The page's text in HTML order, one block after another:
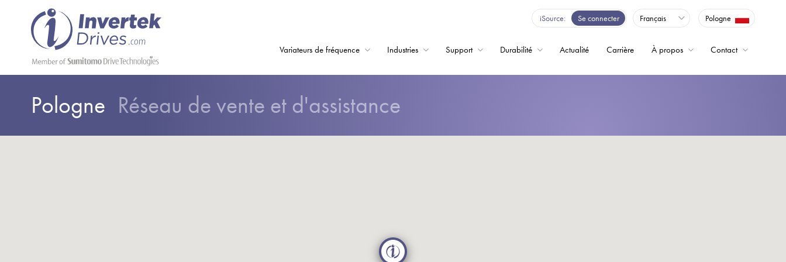
iSource Se connecter Français Pologne
Variateurs de fréquence Industries Support Durabilité Actualité Carrière À propos Contact
Pologne Réseau de vente et d'assistance